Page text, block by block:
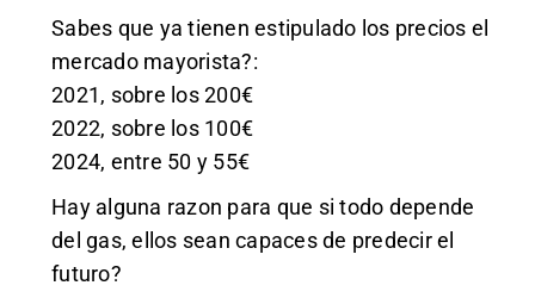
Sabes que ya tienen estipulado los precios el
mercado mayorista?:
2021, sobre los 200€
2022, sobre los 100€
2024, entre 50 y 55€
Hay alguna razon para que si todo depende
del gas, ellos sean capaces de predecir el
futuro?